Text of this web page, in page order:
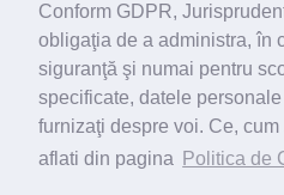
Conform GDPR,
obligaţia de a administra, în
siguranţă şi numai pentru
specificate, datele
furnizaţi despre voi. Ce,
aflati din pagina
Politica de